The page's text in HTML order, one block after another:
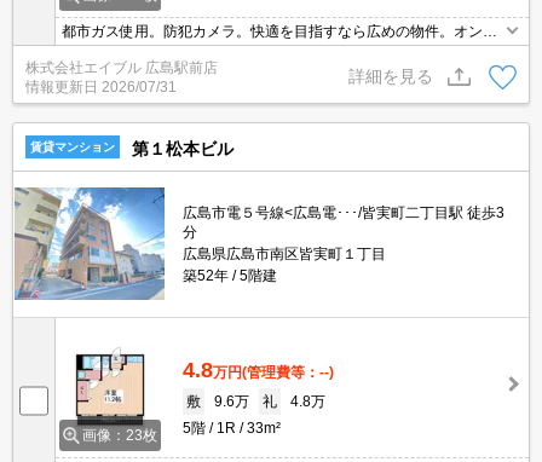
都市ガス使用。防犯カメラ。快適を目指すなら広めの物件。オンラ
イン対応可。
株式会社エイブル 広島駅前店
情報更新日 2026/07/31
詳細を見る
賃貸マンション 第１松本ビル
広島市電５号線<広島電･･･/皆実町二丁目駅 徒歩3
分
広島県広島市南区皆実町１丁目
築52年
5階建
画像：23枚
4.8万円(管理費等：--)
敷
9.6万 礼
4.8万
5階
1R 33m²